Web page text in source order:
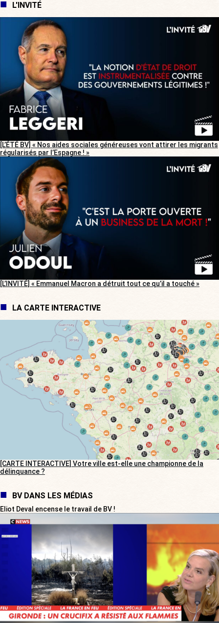
L'INVITÉ
[L’ÉTÉ BV] « Nos aides sociales généreuses vont attirer les migrants
régularisés par l’Espagne ! »
[L’INVITÉ] « Emmanuel Macron a détruit tout ce qu’il a touché »
LA CARTE INTERACTIVE
[CARTE INTERACTIVE] Votre ville est-elle une championne de la
délinquance ?
BV DANS LES MÉDIAS
Eliot Deval encense le travail de BV !